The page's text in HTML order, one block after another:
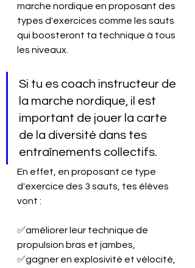
marche nordique en proposant des
types d'exercices comme les sauts
qui boosteront ta technique à tous
les niveaux.
Si tu es coach instructeur de
la marche nordique, il est
important de jouer la carte
de la diversité dans tes
entraînements collectifs.
En effet, en proposant ce type
d'exercice des 3 sauts, tes élèves
vont :
✅améliorer leur technique de
propulsion bras et jambes,
✅gagner en explosivité et vélocité,